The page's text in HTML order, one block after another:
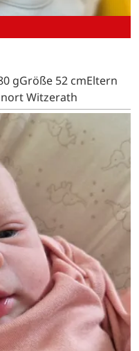
gGröße 52 cmEltern
Witzerath